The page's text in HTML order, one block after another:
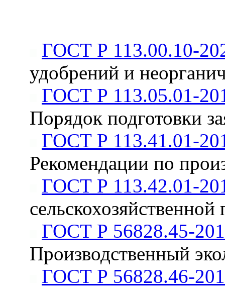
ГОСТ Р 113.00.10-
удобрений и
ГОСТ Р 113.05.01-
Порядок подготовки
ГОСТ Р 113.41.01-
Рекомендации по
ГОСТ Р 113.42.01-
ГОСТ Р 56828.45-
Производственный
ГОСТ Р 56828.46-